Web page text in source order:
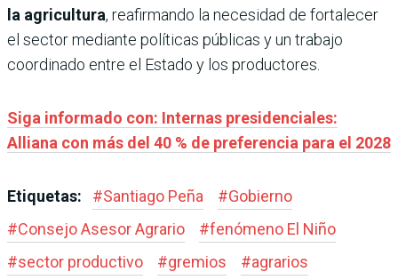
la agricultura, reafirmando la necesidad de fortalecer
el sector mediante políticas públicas y un trabajo
coordinado entre el Estado y los productores.
Siga informado con: Internas presidenciales:
Alliana con más del 40 % de preferencia para el 2028
Etiquetas: #Santiago Peña #Gobierno
#Consejo Asesor Agrario #fenómeno El Niño
#sector productivo #gremios #agrarios